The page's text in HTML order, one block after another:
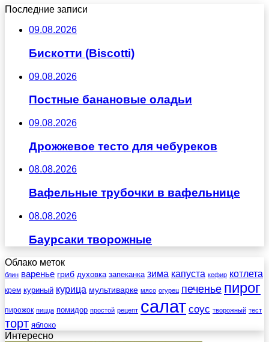
Последние записи
09.08.2026
Бискотти (Biscotti)
09.08.2026
Постные банановые оладьи
09.08.2026
Дрожжевое тесто для чебуреков
08.08.2026
Вафельные трубочки в вафельнице
08.08.2026
Баурсаки творожные
Облако меток
блин варенье гриб духовка запеканка зима капуста кефир котлета
крем куриный курица мультиварке мясо огурец печенье пирог
пирожок пицца помидор простой рецепт салат соус творожный тест
торт яблоко
Интересно